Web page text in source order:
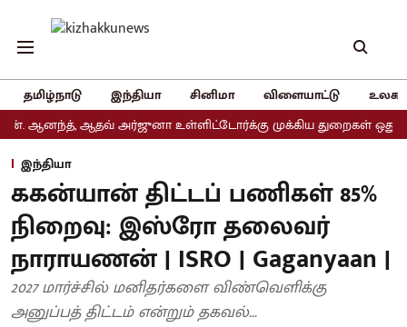
தமிழ்நாடு இந்தியா சினிமா விளையாட்டு
ஆதவ் அர்ஜுனா உள்ளிட்டோர்க்கு முக்கிய துறைகள் ஒதுக்கீடு
இந்தியா
ககன்யான் திட்டப் பணிகள் 85%
நிறைவு: இஸ்ரோ தலைவர்
நாராயணன் | ISRO | Gaganyaan |
2027 மார்ச்சில் மனிதர்களை விண்வெளிக்கு
அனுப்பத் திட்டம் என்றும் தகவல்...